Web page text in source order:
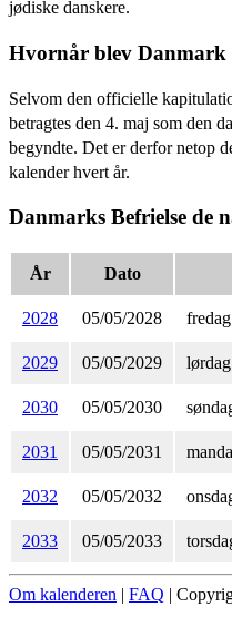
jødiske danskere.
Hvornår blev Danmark
Selvom den officielle
betragtes den 4. maj som den
begyndte. Det er derfor netop
kalender hvert år.
Danmarks Befrielse de
År Dato
2028 05/05/2028
2029 05/05/2029
2030 05/05/2030
2031 05/05/2031
2032 05/05/2032
2033 05/05/2033
Om kalenderen | FAQ |